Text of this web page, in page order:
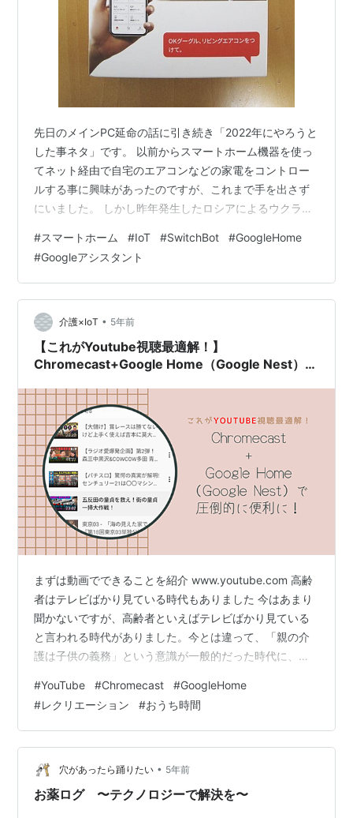
先日のメインPC延命の話に引き続き「2022年にやろうと
した事ネタ」です。 以前からスマートホーム機器を使っ
てネット経由で自宅のエアコンなどの家電をコントロー
ルする事に興味があったのですが、これまで手を出さず
にいました。 しかし昨年発生したロシアによるウクライ
の影響もあって電気、ガスの料金が大幅に上がる事態
に。 これまで帰宅時間を見計らってエアコンのタイマー
をセットしておき、帰宅時に快適な室温になるようにし
ておくというのを主に夏にやっていたのですが、当初の
予定より帰宅が遅くなるとムダにエアコンが動いている
時間が長くなり当然電気代が嵩む。 電気料…
#スマートホーム #IoT #SwitchBot #GoogleHome
#Googleアシスタント
介護×IoT • 5年前
【これがYoutube視聴最適解！】
Chromecast+Google Home（Google Nest）で
まずは動画でできることを紹介 www.youtube.com 高齢
者はテレビばかり見ている時代もありました 今はあまり
聞かないですが、高齢者といえばテレビばかり見ている
と言われる時代がありました。今とは違って、「親の介
護は子供の義務」という意識が一般的だった時代に、そ
ィブな高齢者というのも一般的ではなかったので、結果
家にこもってテレビを見る高齢者が多くなったのではな
いかと思います。 現在は介護サービスを使うことも一般
化し（通所サービスの送迎を朝に見かけることも多くな
りましたね）、またアクティブな高齢者も増え、家にこ
もってテレビというイメージは薄…
#YouTube #Chromecast #GoogleHome
#レクリエーション #おうち時間
穴があったら踊りたい • 5年前
お薬ログ 〜テクノロジーで解決を〜